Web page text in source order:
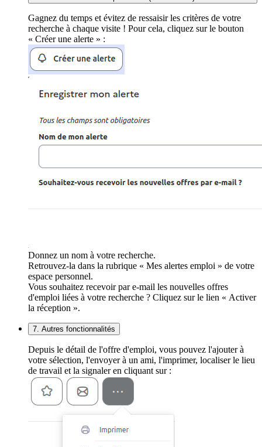
Gagnez du temps et évitez de ressaisir les critères de votre
recherche à chaque visite ! Pour cela, cliquez sur le bouton
« Créer une alerte » :
Donnez un nom à votre recherche.
Retrouvez-la dans la rubrique « Mes alertes emploi » de votre
espace personnel.
Vous souhaitez recevoir par e-mail les nouvelles offres
d'emploi liées à votre recherche ? Cliquez sur le lien « Activer
la réception ».
7. Autres fonctionnalités
Depuis le détail de l'offre d'emploi, vous pouvez l'ajouter à
votre sélection, l'envoyer à un ami, l'imprimer, localiser le lieu
de travail et la signaler en cliquant sur :